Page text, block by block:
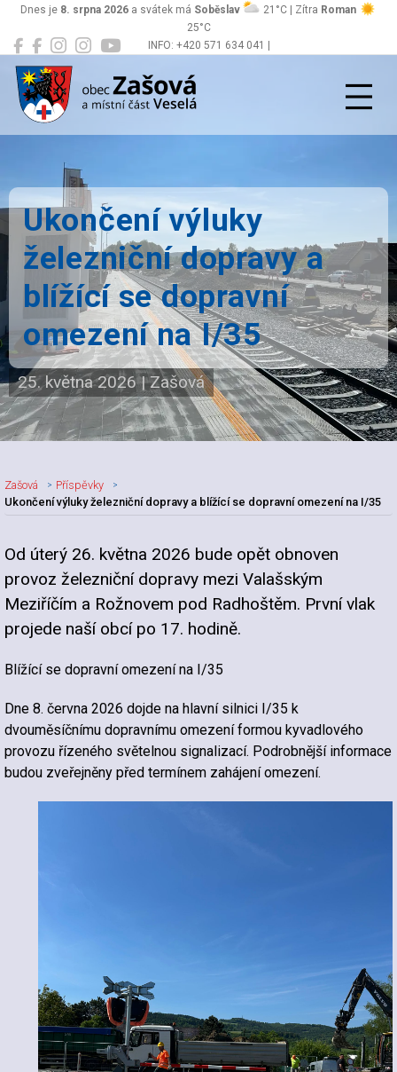
INFO: +420 571 634 041 |
Dnes je 8. srpna 2026 a svátek má Soběslav 21°C | Zítra Roman
25°C
Zašová
Ukončení výluky
železniční dopravy a
blížící se dopravní
omezení na I/35
25. května 2026|Zašová
Zašová
Příspěvky
Ukončení výluky železniční dopravy a blížící se dopravní omezení na I/35
Nadpis článku
Od úterý 26. května 2026 bude opět obnoven
provoz železniční dopravy mezi Valašským
Meziříčím a Rožnovem pod Radhoštěm. První vlak
projede naší obcí po 17. hodině.
Blížící se dopravní omezení na I/35
Dne 8. června 2026 dojde na hlavní silnici I/35 k
dvouměsíčnímu dopravnímu omezení formou kyvadlového
provozu řízeného světelnou signalizací. Podrobnější informace
budou zveřejněny před termínem zahájení omezení.